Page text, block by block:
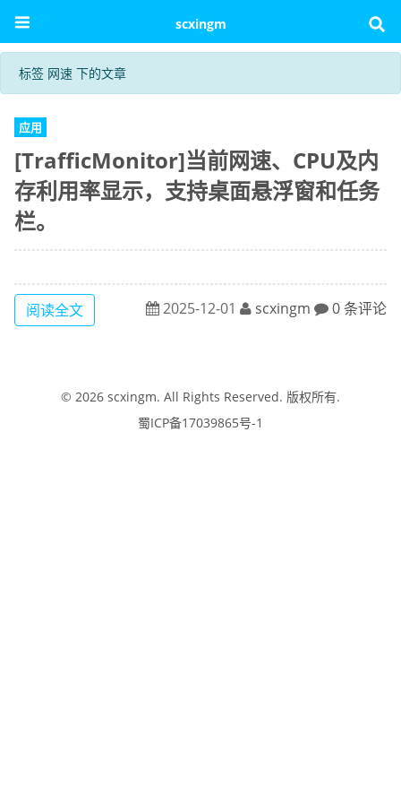
scxingm
标签 网速 下的文章
应用
[TrafficMonitor]当前网速、CPU及内
存利用率显示，支持桌面悬浮窗和任务
栏。
阅读全文 2025-12-01 scxingm 0 条评论
© 2026 scxingm. All Rights Reserved. 版权所有.
蜀ICP备17039865号-1